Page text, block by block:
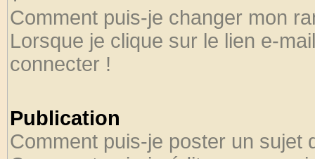
Comment puis-je changer mon
Lorsque je clique sur le lien e-
connecter !
Publication
Comment puis-je poster un sujet